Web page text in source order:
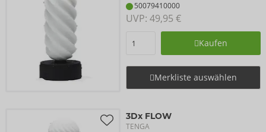
50079410000
UVP: 49,95 €
Kaufen
Merkliste auswählen
3Dx FLOW
TENGA